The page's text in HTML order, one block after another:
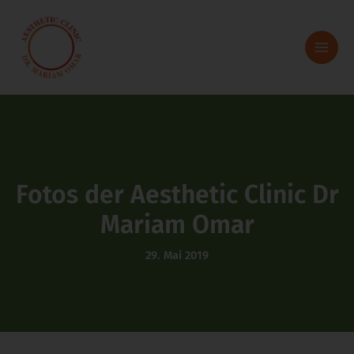
Inhalt
springen
Fotos der Aesthetic Clinic Dr
Mariam Omar
29. Mai 2019